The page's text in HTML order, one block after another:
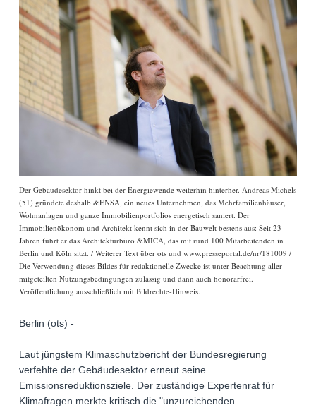
Der Gebäudesektor hinkt bei der Energiewende weiterhin hinterher. Andreas Michels
(51) gründete deshalb &ENSA, ein neues Unternehmen, das Mehrfamilienhäuser,
Wohnanlagen und ganze Immobilienportfolios energetisch saniert. Der
Immobilienökonom und Architekt kennt sich in der Bauwelt bestens aus: Seit 23
Jahren führt er das Architekturbüro &MICA, das mit rund 100 Mitarbeitenden in
Berlin und Köln sitzt. / Weiterer Text über ots und www.presseportal.de/nr/181009 /
Die Verwendung dieses Bildes für redaktionelle Zwecke ist unter Beachtung aller
mitgeteilten Nutzungsbedingungen zulässig und dann auch honorarfrei.
Veröffentlichung ausschließlich mit Bildrechte-Hinweis.
Berlin (ots) -
Laut jüngstem Klimaschutzbericht der Bundesregierung
verfehlte der Gebäudesektor erneut seine
Emissionsreduktionsziele. Der zuständige Expertenrat für
Klimafragen merkte kritisch die "unzureichenden